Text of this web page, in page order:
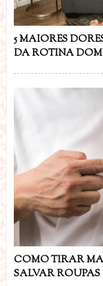
5 MAIORES
DA ROTINA
COMO TIRAR
SALVAR ROUPAS